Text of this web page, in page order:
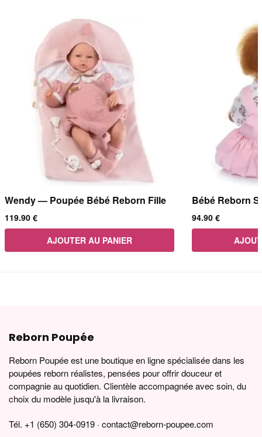
Wendy — Poupée Bébé Reborn Fille
119.90 €
AJOUTER AU PANIER
Bébé Reborn
94.90 €
Reborn Poupée
Reborn Poupée est une boutique en ligne spécialisée dans les
poupées reborn réalistes, pensées pour offrir douceur et
compagnie au quotidien. Clientèle accompagnée avec soin, du
choix du modèle jusqu'à la livraison.
Tél. +1 (650) 304-0919 · contact@reborn-poupee.com